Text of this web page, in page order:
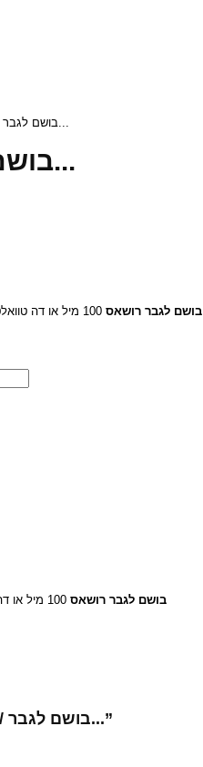
» ROCHAS MAN / בושם לגבר...
ROCHAS MAN / בושם לגבר...
בושם לגבר רושאס
בושם לגבר רושאס
Be the first to review “ROCHAS MAN / בושם לגבר...”